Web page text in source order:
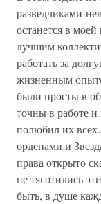
разведчиками-
останется в
лучшим
работать за
жизненным
были просты в
точны в работе
полюбил их
орденами и
права открыто
не тяготились
быть, в душе